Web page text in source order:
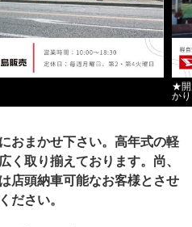
★開
か
おまかせ下さい。高年式の軽
く取り揃えております。尚、
店頭納車可能なお客様とさせ
ださい。